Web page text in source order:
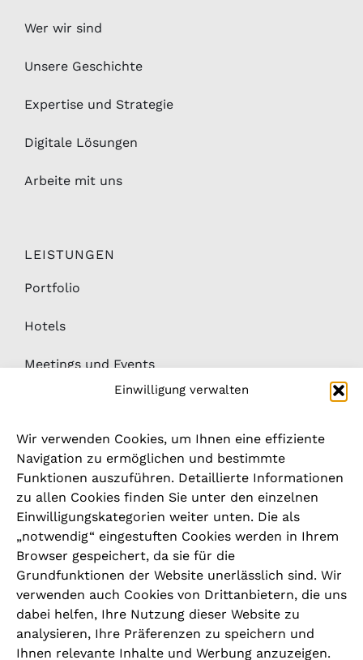
Einwilligung verwalten
Wir verwenden Cookies, um Ihnen eine effiziente
Navigation zu ermöglichen und bestimmte
Funktionen auszuführen. Detaillierte Informationen
zu allen Cookies finden Sie unter den einzelnen
Einwilligungskategorien weiter unten. Die als
„notwendig“ eingestuften Cookies werden in Ihrem
Browser gespeichert, da sie für die
Grundfunktionen der Website unerlässlich sind. Wir
verwenden auch Cookies von Drittanbietern, die uns
dabei helfen, Ihre Nutzung dieser Website zu
analysieren, Ihre Präferenzen zu speichern und
Ihnen relevante Inhalte und Werbung anzuzeigen.
Wer wir sind
Unsere Geschichte
Expertise und Strategie
Digitale Lösungen
Arbeite mit uns
LEISTUNGEN
Portfolio
Hotels
Meetings und Events
News
Downloads
Hinweisgeber- / Beschwerdesystem
RECHTLICHES
Impressum